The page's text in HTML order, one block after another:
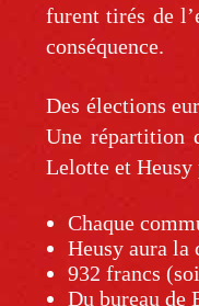
furent tirés de
conséquence.
Des élections
Une répartition
Lelotte et Heusy
Chaque
Heusy aura
932 francs
Du bureau de